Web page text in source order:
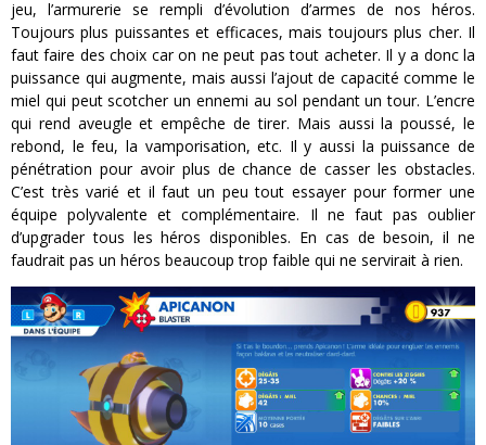
jeu, l’armurerie se rempli d’évolution d’armes de nos héros.
Toujours plus puissantes et efficaces, mais toujours plus cher. Il
faut faire des choix car on ne peut pas tout acheter. Il y a donc la
puissance qui augmente, mais aussi l’ajout de capacité comme le
miel qui peut scotcher un ennemi au sol pendant un tour. L’encre
qui rend aveugle et empêche de tirer. Mais aussi la poussé, le
rebond, le feu, la vamporisation, etc. Il y aussi la puissance de
pénétration pour avoir plus de chance de casser les obstacles.
C’est très varié et il faut un peu tout essayer pour former une
équipe polyvalente et complémentaire. Il ne faut pas oublier
d’upgrader tous les héros disponibles. En cas de besoin, il ne
faudrait pas un héros beaucoup trop faible qui ne servirait à rien.